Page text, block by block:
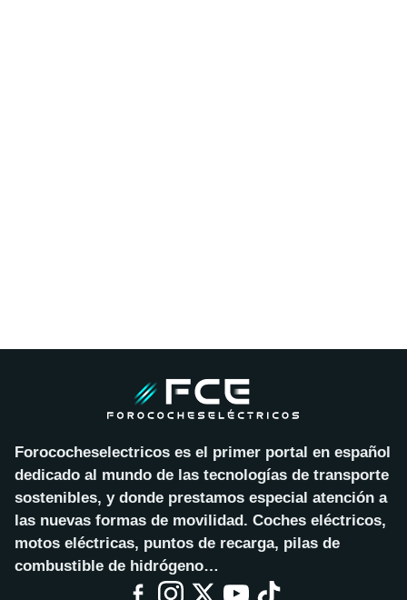
Forococheselectricos es el primer portal en español
dedicado al mundo de las tecnologías de transporte
sostenibles, y donde prestamos especial atención a
las nuevas formas de movilidad. Coches eléctricos,
motos eléctricas, puntos de recarga, pilas de
combustible de hidrógeno…